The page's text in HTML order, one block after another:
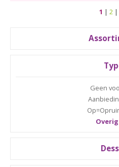
Geen
Overig
1 | 2 |